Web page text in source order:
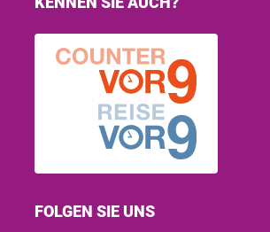
FOLGEN SIE UNS